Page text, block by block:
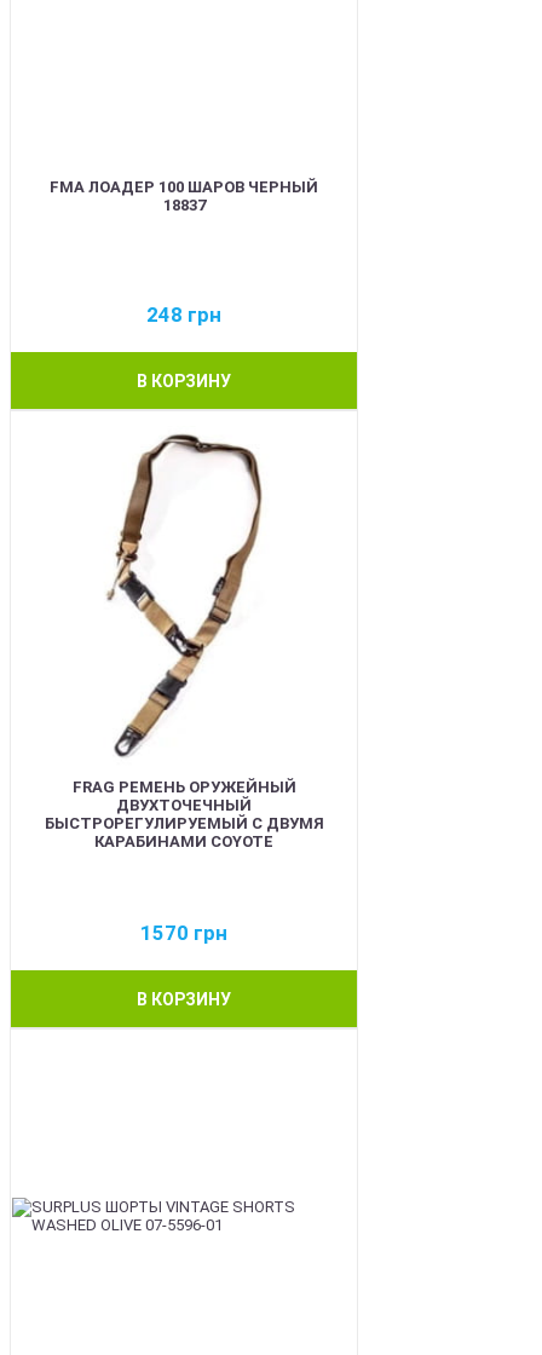
FMA ЛОАДЕР 100 ШАРОВ ЧЕРНЫЙ
18837
248 грн
В КОРЗИНУ
FRAG РЕМЕНЬ ОРУЖЕЙНЫЙ
ДВУХТОЧЕЧНЫЙ
БЫСТРОРЕГУЛИРУЕМЫЙ С ДВУМЯ
КАРАБИНАМИ COYOTE
1570 грн
В КОРЗИНУ